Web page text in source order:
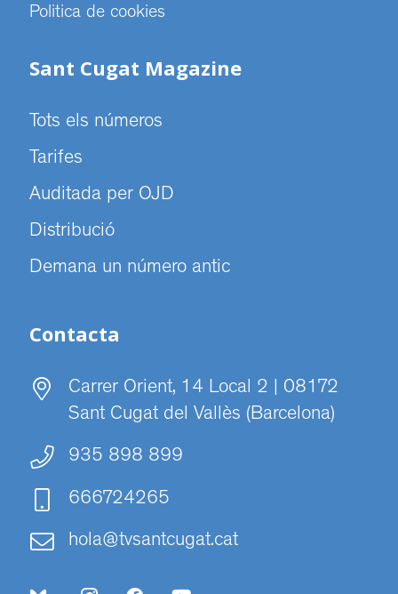
Politica de cookies
Sant Cugat Magazine
Tots els números
Tarifes
Auditada per OJD
Distribució
Demana un número antic
Contacta
Carrer Orient, 14 Local 2 | 08172
Sant Cugat del Vallès (Barcelona)
935 898 899
666724265
hola@tvsantcugat.cat